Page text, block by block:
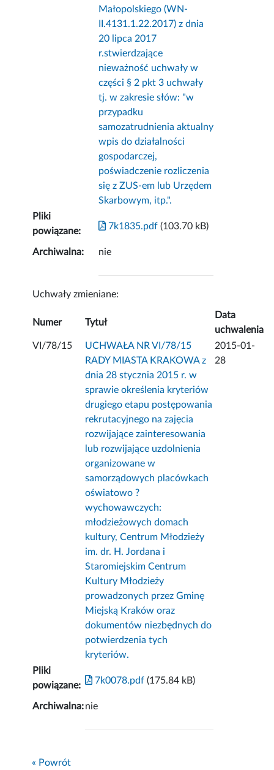
Małopolskiego (WN-
II.4131.1.22.2017) z dnia
20 lipca 2017
r.stwierdzające
nieważność uchwały w
części § 2 pkt 3 uchwały
tj. w zakresie słów: "w
przypadku
samozatrudnienia aktualny
wpis do działalności
gospodarczej,
poświadczenie rozliczenia
się z ZUS-em lub Urzędem
Skarbowym, itp.".
Pliki
powiązane:
7k1835.pdf (103.70 kB)
Archiwalna: nie
Uchwały zmieniane:
Numer Tytuł
Data
uchwalenia
VI/78/15
UCHWAŁA NR VI/78/15
RADY MIASTA KRAKOWA z
dnia 28 stycznia 2015 r. w
sprawie określenia kryteriów
drugiego etapu postępowania
rekrutacyjnego na zajęcia
rozwijające zainteresowania
lub rozwijające uzdolnienia
organizowane w
samorządowych placówkach
oświatowo ?
wychowawczych:
młodzieżowych domach
kultury, Centrum Młodzieży
im. dr. H. Jordana i
Staromiejskim Centrum
Kultury Młodzieży
prowadzonych przez Gminę
Miejską Kraków oraz
dokumentów niezbędnych do
potwierdzenia tych
kryteriów.
2015-01-
28
Pliki
powiązane:
7k0078.pdf (175.84 kB)
Archiwalna:nie
« Powrót